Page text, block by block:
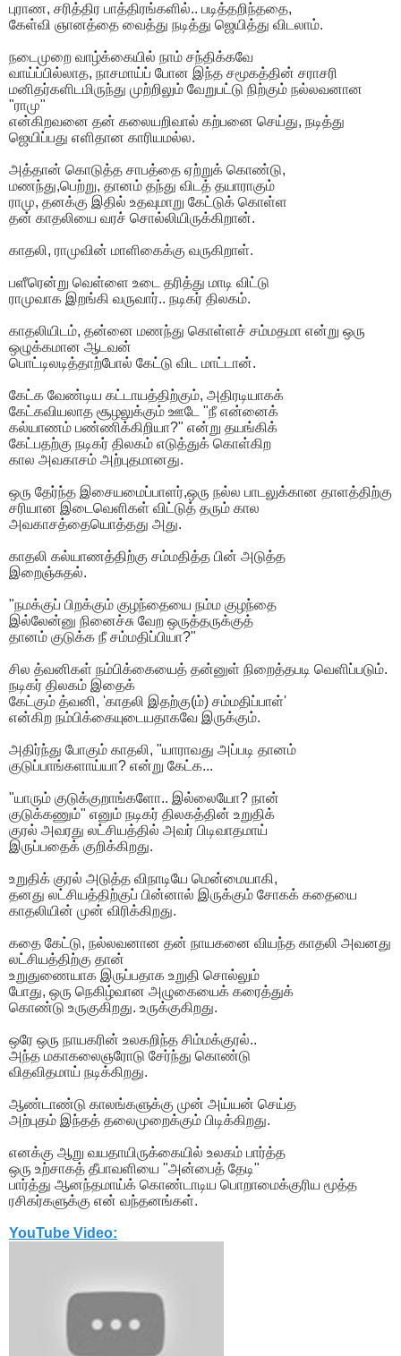
புராண, சரித்திர பாத்திரங்களில்.. படித்தறிந்ததை,
கேள்வி ஞானத்தை வைத்து நடித்து ஜெயித்து விடலாம்.
நடைமுறை வாழ்க்கையில் நாம் சந்திக்கவே
வாய்ப்பில்லாத, நாசமாய்ப் போன இந்த சமூகத்தின் சராசரி
மனிதர்களிடமிருந்து முற்றிலும் வேறுபட்டு நிற்கும் நல்லவனான
"ராமு"
என்கிறவனை தன் கலையறிவால் கற்பனை செய்து, நடித்து
ஜெயிப்பது எளிதான காரியமல்ல.
அத்தான் கொடுத்த சாபத்தை ஏற்றுக் கொண்டு,
மணந்து,பெற்று, தானம் தந்து விடத் தயாராகும்
ராமு, தனக்கு இதில் உதவுமாறு கேட்டுக் கொள்ள
தன் காதலியை வரச் சொல்லியிருக்கிறான்.
காதலி, ராமுவின் மாளிகைக்கு வருகிறாள்.
பளீரென்று வெள்ளை உடை தரித்து மாடி விட்டு
ராமுவாக இறங்கி வருவார்.. நடிகர் திலகம்.
காதலியிடம், தன்னை மணந்து கொள்ளச் சம்மதமா என்று ஒரு
ஒழுக்கமான ஆடவன்
பொட்டிலடித்தாற்போல் கேட்டு விட மாட்டான்.
கேட்க வேண்டிய கட்டாயத்திற்கும், அதிரடியாகக்
கேட்கவியலாத சூழலுக்கும் ஊடே "நீ என்னைக்
கல்யாணம் பண்ணிக்கிறியா?" என்று தயங்கிக்
கேட்பதற்கு நடிகர் திலகம் எடுத்துக் கொள்கிற
கால அவகாசம் அற்புதமானது.
ஒரு தேர்ந்த இசையமைப்பாளர்,ஒரு நல்ல பாடலுக்கான தாளத்திற்கு
சரியான இடைவெளிகள் விட்டுத் தரும் கால
அவகாசத்தையொத்தது அது.
காதலி கல்யாணத்திற்கு சம்மதித்த பின் அடுத்த
இறைஞ்சுதல்.
"நமக்குப் பிறக்கும் குழந்தையை நம்ம குழந்தை
இல்லேன்னு நினைச்சு வேற ஒருத்தருக்குத்
தானம் குடுக்க நீ சம்மதிப்பியா?"
சில த்வனிகள் நம்பிக்கையைத் தன்னுள் நிறைத்தபடி வெளிப்படும்.
நடிகர் திலகம் இதைக்
கேட்கும் த்வனி, 'காதலி இதற்கு(ம்) சம்மதிப்பாள்'
என்கிற நம்பிக்கையுடையதாகவே இருக்கும்.
அதிர்ந்து போகும் காதலி, "யாராவது அப்படி தானம்
குடுப்பாங்களாய்யா? என்று கேட்க...
"யாரும் குடுக்குறாங்களோ.. இல்லையோ? நான்
குடுக்கணும்" எனும் நடிகர் திலகத்தின் உறுதிக்
குரல் அவரது லட்சியத்தில் அவர் பிடிவாதமாய்
இருப்பதைக் குறிக்கிறது.
உறுதிக் குரல் அடுத்த விநாடியே மென்மையாகி,
தனது லட்சியத்திற்குப் பின்னால் இருக்கும் சோகக் கதையை
காதலியின் முன் விரிக்கிறது.
கதை கேட்டு, நல்லவனான தன் நாயகனை வியந்த காதலி அவனது
லட்சியத்திற்கு தான்
உறுதுணையாக இருப்பதாக உறுதி சொல்லும்
போது, ஒரு நெகிழ்வான அழுகையைக் கரைத்துக்
கொண்டு உருகுகிறது. உருக்குகிறது.
ஒரே ஒரு நாயகரின் உலகறிந்த சிம்மக்குரல்..
அந்த மகாகலைஞரோடு சேர்ந்து கொண்டு
விதவிதமாய் நடிக்கிறது.
ஆண்டாண்டு காலங்களுக்கு முன் அய்யன் செய்த
அற்புதம் இந்தத் தலைமுறைக்கும் பிடிக்கிறது.
எனக்கு ஆறு வயதாயிருக்கையில் உலகம் பார்த்த
ஒரு உற்சாகத் தீபாவளியை "அன்பைத் தேடி"
பார்த்து ஆனந்தமாய்க் கொண்டாடிய பொறாமைக்குரிய மூத்த
ரசிகர்களுக்கு என் வந்தனங்கள்.
YouTube Video: